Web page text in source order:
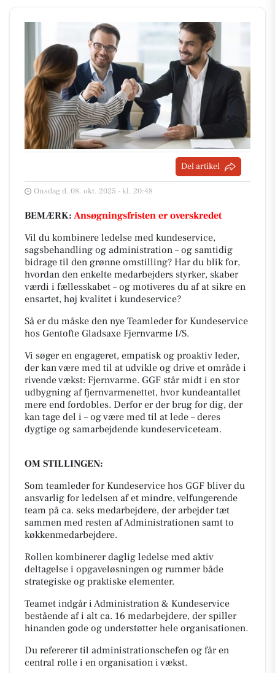
Del artikel
Onsdag d. 08. okt. 2025 - kl. 20:48
BEMÆRK: Ansøgningsfristen er overskredet
Vil du kombinere ledelse med kundeservice,
sagsbehandling og administration – og samtidig
bidrage til den grønne omstilling? Har du blik for,
hvordan den enkelte medarbejders styrker, skaber
værdi i fællesskabet – og motiveres du af at sikre en
ensartet, høj kvalitet i kundeservice?
Så er du måske den nye Teamleder for Kundeservice
hos Gentofte Gladsaxe Fjernvarme I/S.
Vi søger en engageret, empatisk og proaktiv leder,
der kan være med til at udvikle og drive et område i
rivende vækst: Fjernvarme. GGF står midt i en stor
udbygning af fjernvarmenettet, hvor kundeantallet
mere end fordobles. Derfor er der brug for dig, der
kan tage del i – og være med til at lede – deres
dygtige og samarbejdende kundeserviceteam.
OM STILLINGEN:
Som teamleder for Kundeservice hos GGF bliver du
ansvarlig for ledelsen af et mindre, velfungerende
team på ca. seks medarbejdere, der arbejder tæt
sammen med resten af Administrationen samt to
køkkenmedarbejdere.
Rollen kombinerer daglig ledelse med aktiv
deltagelse i opgaveløsningen og rummer både
strategiske og praktiske elementer.
Teamet indgår i Administration & Kundeservice
bestående af i alt ca. 16 medarbejdere, der spiller
hinanden gode og understøtter hele organisationen.
Du refererer til administrationschefen og får en
central rolle i en organisation i vækst.